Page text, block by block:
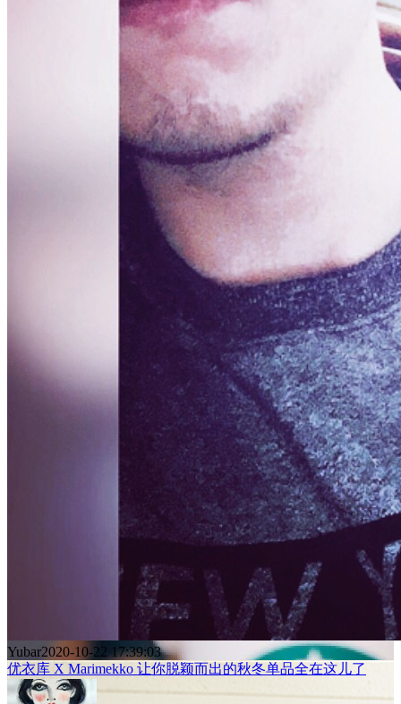
Yubar2020-10-22 17:39:03
优衣库 X Marimekko 让你脱颖而出的秋冬单品全在这儿了